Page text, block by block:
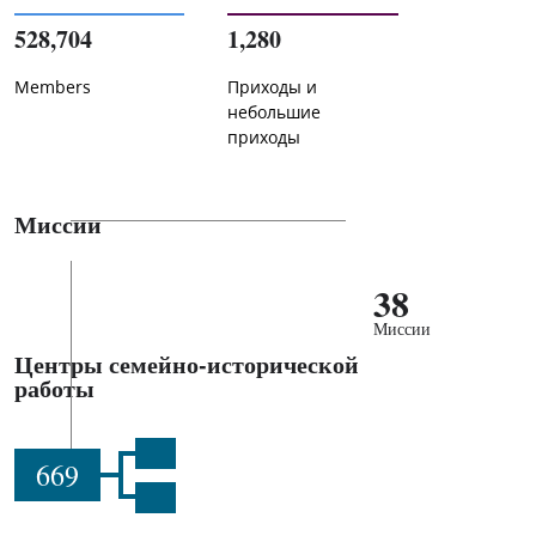
528,704
Members
1,280
Приходы и
небольшие
приходы
Миссии
38
Миссии
Центры семейно-исторической
работы
669